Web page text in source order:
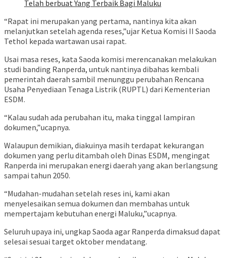
Telah berbuat Yang Terbaik Bagi Maluku
“Rapat ini merupakan yang pertama, nantinya kita akan
melanjutkan setelah agenda reses,”ujar Ketua Komisi II Saoda
Tethol kepada wartawan usai rapat.
Usai masa reses, kata Saoda komisi merencanakan melakukan
studi banding Ranperda, untuk nantinya dibahas kembali
pemerintah daerah sambil menunggu perubahan Rencana
Usaha Penyediaan Tenaga Listrik (RUPTL) dari Kementerian
ESDM.
“Kalau sudah ada perubahan itu, maka tinggal lampiran
dokumen,”ucapnya.
Walaupun demikian, diakuinya masih terdapat kekurangan
dokumen yang perlu ditambah oleh Dinas ESDM, mengingat
Ranperda ini merupakan energi daerah yang akan berlangsung
sampai tahun 2050.
“Mudahan-mudahan setelah reses ini, kami akan
menyelesaikan semua dokumen dan membahas untuk
mempertajam kebutuhan energi Maluku,”ucapnya.
Seluruh upaya ini, ungkap Saoda agar Ranperda dimaksud dapat
selesai sesuai target oktober mendatang.